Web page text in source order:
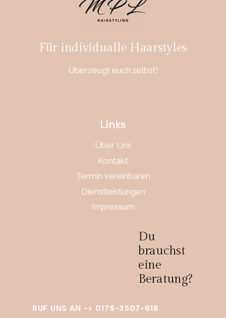
Für individualle Haarstyles
Überzeugt euch selbst!
Links
Über Uns
Kontakt
Termin vereinbaren
Dienstleistungen
Impressum
Du
brauchst
eine
Beratung?